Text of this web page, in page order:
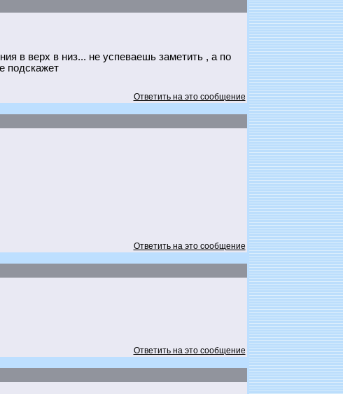
в верх в низ... не успеваешь заметить , а по
подскажет
Ответить на это сообщение
Ответить на это сообщение
Ответить на это сообщение